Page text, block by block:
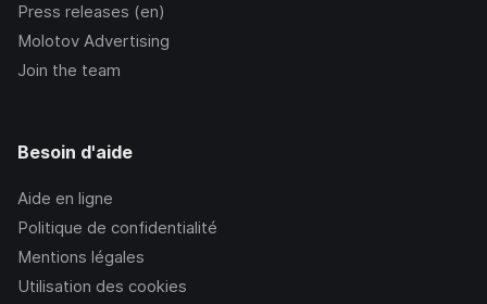
Press releases (en)
Molotov Advertising
Join the team
Besoin d'aide
Aide en ligne
Politique de confidentialité
Mentions légales
Utilisation des cookies